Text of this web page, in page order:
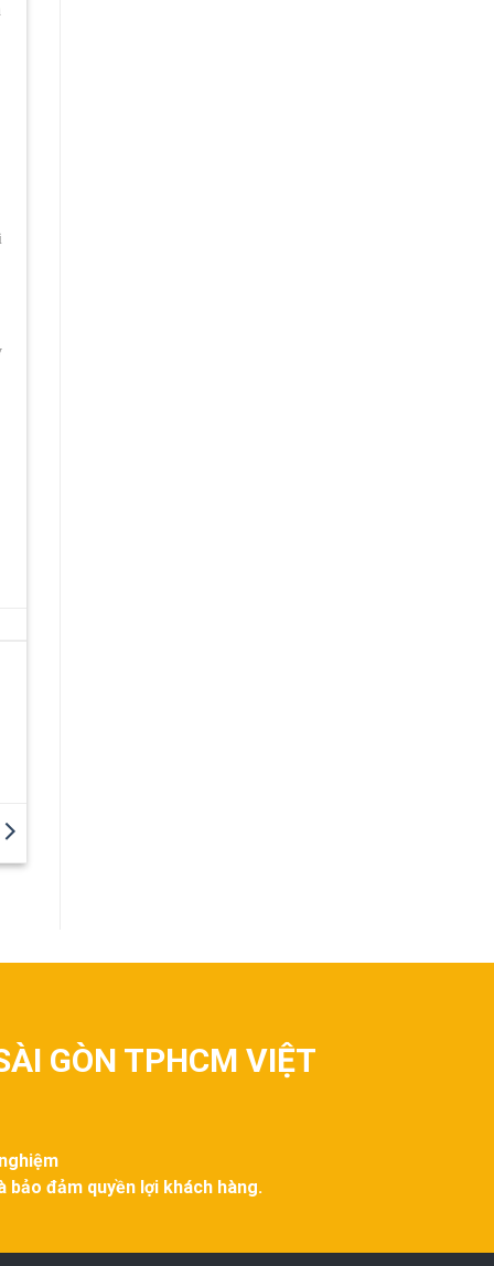
GÒN TPHCM VIỆT
đảm quyền lợi khách hàng.